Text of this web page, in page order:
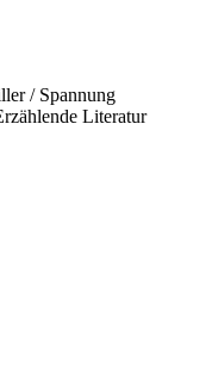
/ Spannung
Literatur